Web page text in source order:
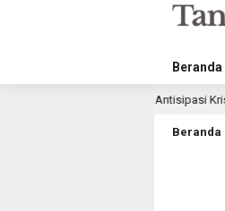
Beranda
Langkah Antisipasi Krisis Air Bersih
Beranda